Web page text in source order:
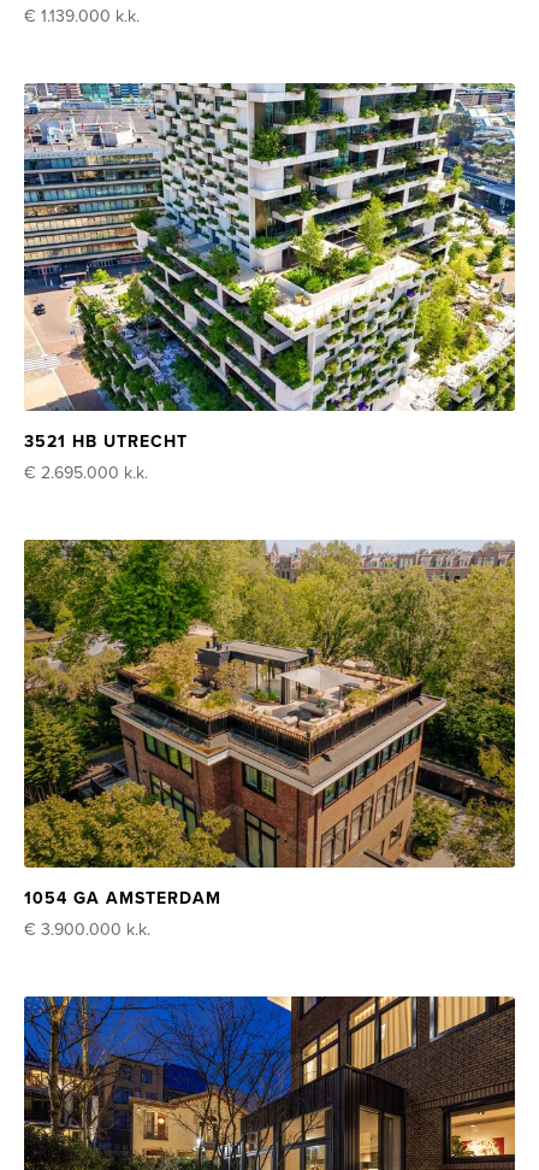
€ 1.139.000 k.k.
3521 HB UTRECHT
€ 2.695.000 k.k.
1054 GA AMSTERDAM
€ 3.900.000 k.k.